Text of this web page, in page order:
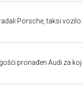
Porsche, taksi vozilo...
pronađen Audi za